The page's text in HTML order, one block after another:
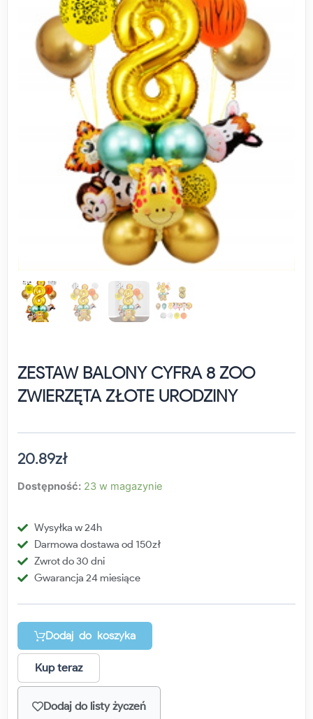
ZESTAW BALONY CYFRA 8 ZOO
ZWIERZĘTA ZŁOTE URODZINY
20.89zł
Dostępność: 23 w magazynie
Wysyłka w 24h
Darmowa dostawa od 150zł
Zwrot do 30 dni
Gwarancja 24 miesiące
Dodaj do koszyka
Kup teraz
Dodaj do listy życzeń